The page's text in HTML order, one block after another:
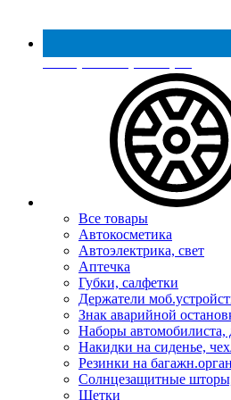
Реестр МинПромТорга
Все товары
Автокосметика
Автоэлектрика, свет
Аптечка
Губки, салфетки
Держатели
Знак аварийной
Наборы автомобилиста,
Накидки на сиденье,
Резинки на
Солнцезащитные
Щетки